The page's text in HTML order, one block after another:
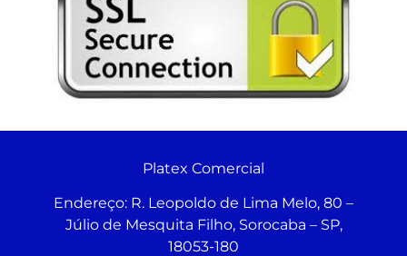
Platex Comercial
Endereço: R. Leopoldo de Lima Melo, 80 –
Júlio de Mesquita Filho, Sorocaba – SP,
18053-180